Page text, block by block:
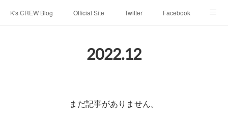
K's CREW Blog Official Site Twitter Facebook
2022.12
まだ記事がありません。